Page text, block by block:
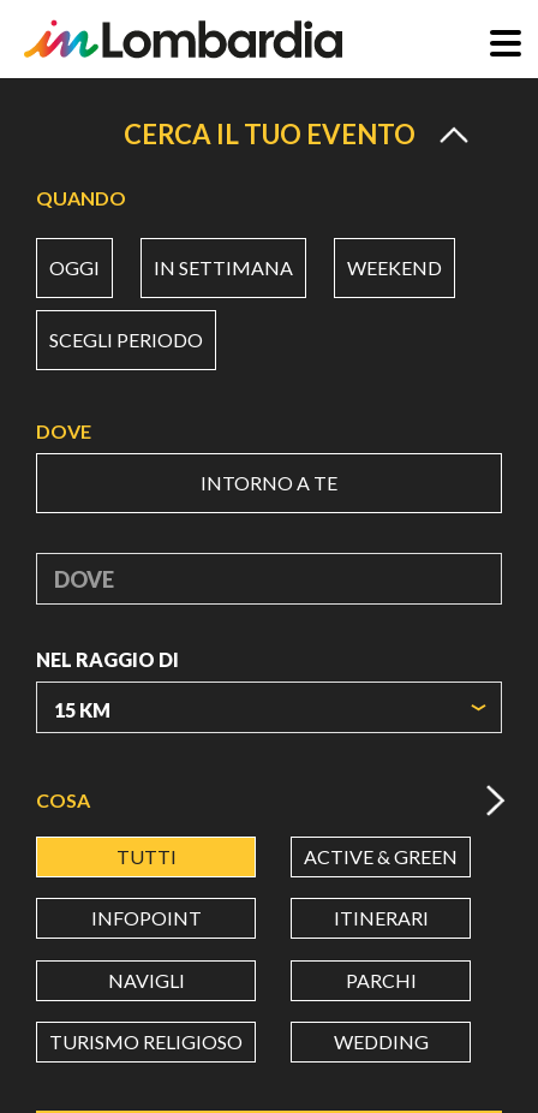
principale
CERCA IL TUO EVENTO
QUANDO
OGGI IN SETTIMANA WEEKEND
SCEGLI PERIODO
DOVE
INTORNO A TE
DOVE
NEL RAGGIO DI
LATITUDINE
LONGITUDINE
Value in decimal degrees. Use dot (.) as decimal separator.
COSA
TUTTI ACTIVE & GREEN
INFOPOINT ITINERARI
NAVIGLI PARCHI
TURISMO RELIGIOSO WEDDING